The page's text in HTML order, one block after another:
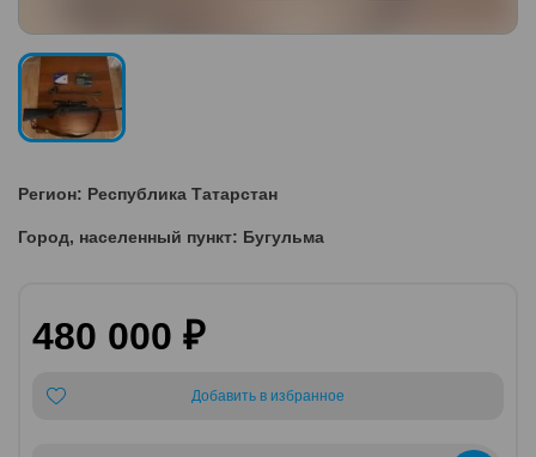
Регион: Республика Татарстан
Город, населенный пункт: Бугульма
480 000 ₽
Добавить в избранное